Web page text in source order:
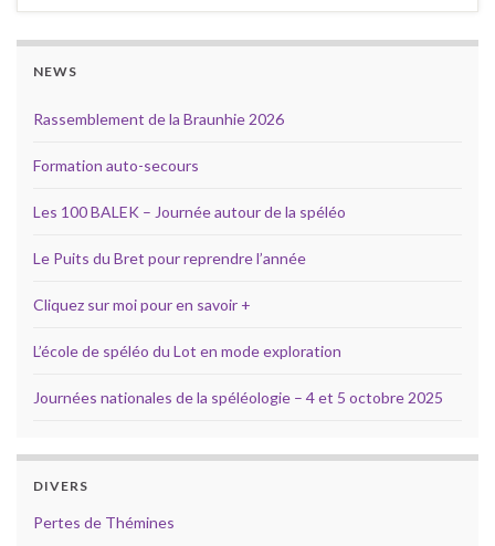
NEWS
Rassemblement de la Braunhie 2026
Formation auto-secours
Les 100 BALEK – Journée autour de la spéléo
Le Puits du Bret pour reprendre l’année
Cliquez sur moi pour en savoir +
L’école de spéléo du Lot en mode exploration
Journées nationales de la spéléologie – 4 et 5 octobre 2025
DIVERS
Pertes de Thémines